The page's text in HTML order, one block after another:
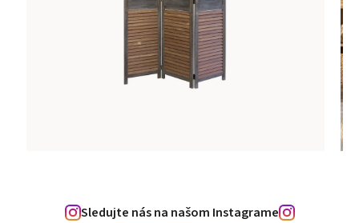
Sledujte nás na našom Instagrame